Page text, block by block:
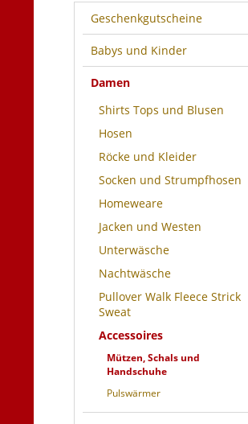
Geschenkgutscheine
Babys und Kinder
Damen
Shirts Tops und Blusen
Hosen
Röcke und Kleider
Socken und Strumpfhosen
Homeweare
Jacken und Westen
Unterwäsche
Nachtwäsche
Pullover Walk Fleece Strick
Sweat
Accessoires
Mützen, Schals und
Handschuhe
Pulswärmer